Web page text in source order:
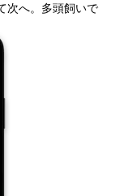
次へ。多頭飼いで